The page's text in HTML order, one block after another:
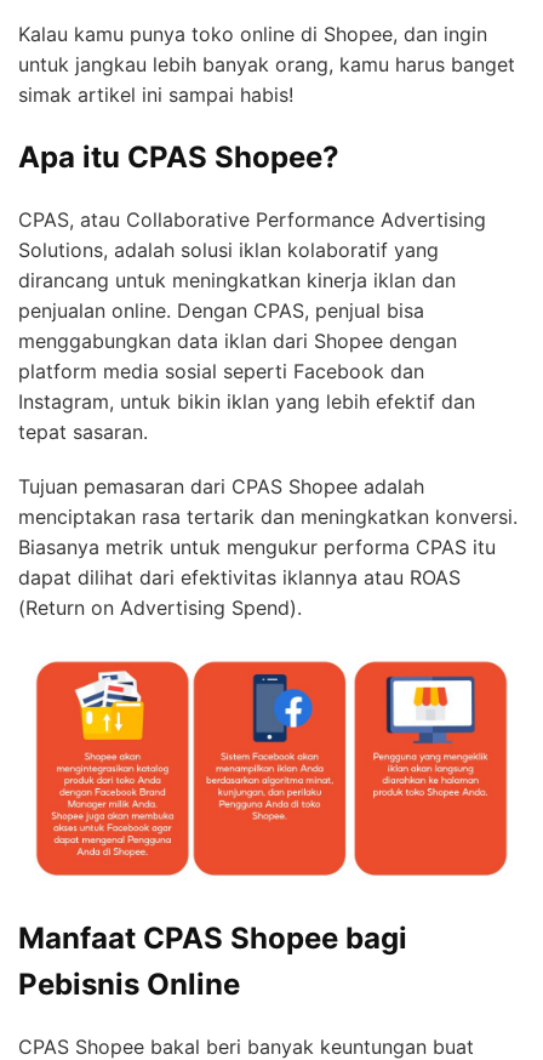
Kalau kamu punya toko online di Shopee, dan ingin
untuk jangkau lebih banyak orang, kamu harus banget
simak artikel ini sampai habis!
Apa itu CPAS Shopee?
CPAS, atau Collaborative Performance Advertising
Solutions, adalah solusi iklan kolaboratif yang
dirancang untuk meningkatkan kinerja iklan dan
penjualan online. Dengan CPAS, penjual bisa
menggabungkan data iklan dari Shopee dengan
platform media sosial seperti Facebook dan
Instagram, untuk bikin iklan yang lebih efektif dan
tepat sasaran.
Tujuan pemasaran dari CPAS Shopee adalah
menciptakan rasa tertarik dan meningkatkan konversi.
Biasanya metrik untuk mengukur performa CPAS itu
dapat dilihat dari efektivitas iklannya atau ROAS
(Return on Advertising Spend).
Manfaat CPAS Shopee bagi
Pebisnis Online
CPAS Shopee bakal beri banyak keuntungan buat